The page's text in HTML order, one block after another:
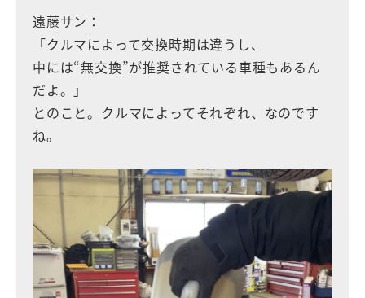
遠藤サン：
「クルマによって交換時期は違うし、
中には“無交換”が推奨されている車種もあるん
だよ。」
とのこと。クルマによってそれぞれ、なのです
ね。